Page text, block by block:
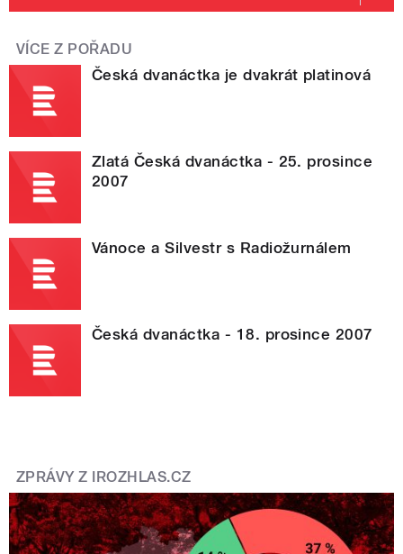
VÍCE Z POŘADU
Česká dvanáctka je dvakrát platinová
Zlatá Česká dvanáctka - 25. prosince
2007
Vánoce a Silvestr s Radiožurnálem
Česká dvanáctka - 18. prosince 2007
ZPRÁVY Z IROZHLAS.CZ